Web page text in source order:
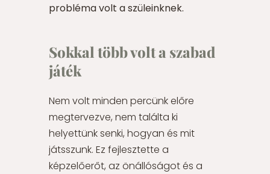
probléma volt a szüleinknek.
Sokkal több volt a szabad
játék
Nem volt minden percünk előre
megtervezve, nem találta ki
helyettünk senki, hogyan és mit
játsszunk. Ez fejlesztette a
képzelőerőt, az önállóságot és a